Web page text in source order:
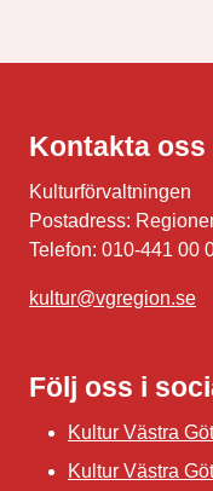
Kontakta oss
Kulturförvaltningen
Postadress:
Telefon: 010-441 00
kultur@vgregion.se
Följ oss i
Kultur Västra
Kultur Västra